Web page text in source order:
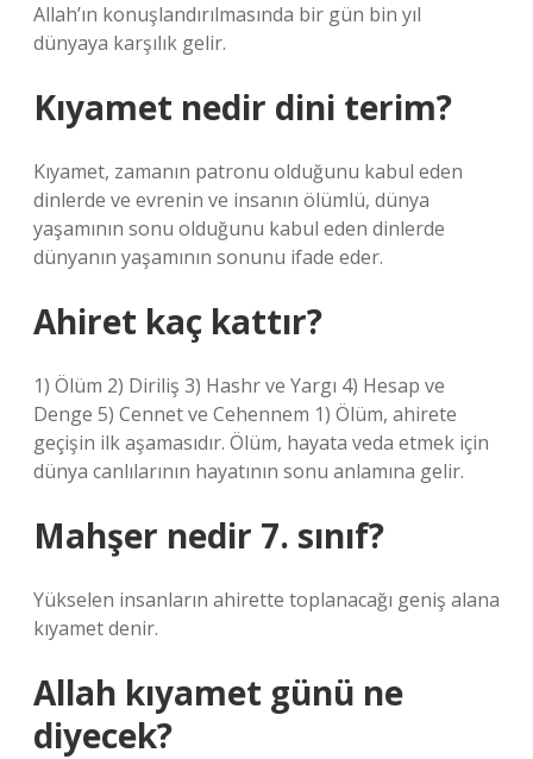
Allah’ın konuşlandırılmasında bir gün bin yıl
dünyaya karşılık gelir.
Kıyamet nedir dini terim?
Kıyamet, zamanın patronu olduğunu kabul eden
dinlerde ve evrenin ve insanın ölümlü, dünya
yaşamının sonu olduğunu kabul eden dinlerde
dünyanın yaşamının sonunu ifade eder.
Ahiret kaç kattır?
1) Ölüm 2) Diriliş 3) Hashr ve Yargı 4) Hesap ve
Denge 5) Cennet ve Cehennem 1) Ölüm, ahirete
geçişin ilk aşamasıdır. Ölüm, hayata veda etmek için
dünya canlılarının hayatının sonu anlamına gelir.
Mahşer nedir 7. sınıf?
Yükselen insanların ahirette toplanacağı geniş alana
kıyamet denir.
Allah kıyamet günü ne
diyecek?